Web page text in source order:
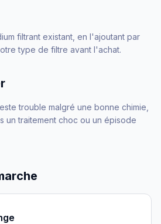
filtrant existant, en l'ajoutant par
type de filtre avant l'achat.
trouble malgré une bonne chimie,
un traitement choc ou un épisode